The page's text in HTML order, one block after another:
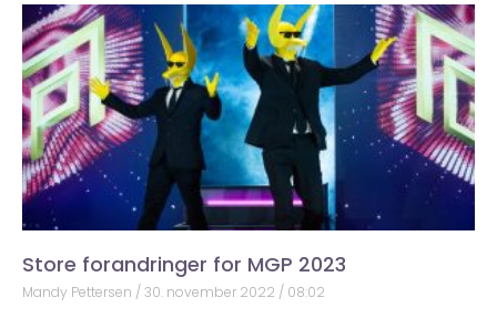
Store forandringer for MGP 2023
Mandy Pettersen 30. november 2022 08:02